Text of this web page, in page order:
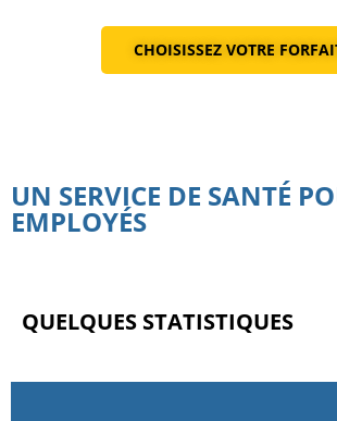
CHOISISSEZ VOTRE
UN SERVICE DE SANTÉ
EMPLOYÉS
QUELQUES STATISTIQUES